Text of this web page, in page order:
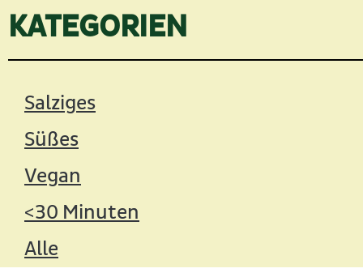
KATEGORIEN
Salziges
Süßes
Vegan
<30 Minuten
Alle